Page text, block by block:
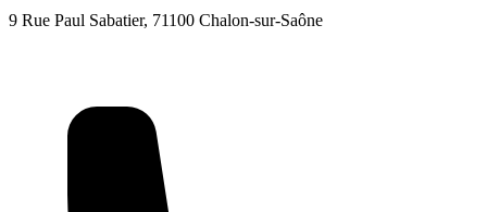
9 Rue Paul Sabatier, 71100 Chalon-sur-Saône